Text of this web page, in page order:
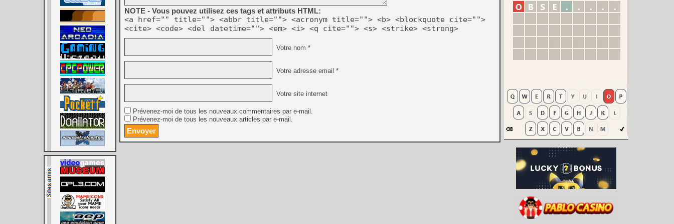
NOTE - Vous pouvez utilisez ces tags et attributs HTML:
<a href="" title=""> <abbr title=""> <acronym title=""> <b> <blockquote cite="">
<cite> <code> <del datetime=""> <em> <i> <q cite=""> <s> <strike> <strong>
Votre nom *
Votre adresse email *
Votre site internet
Prévenez-moi de tous les nouveaux commentaires par e-mail.
Prévenez-moi de tous les nouveaux articles par e-mail.